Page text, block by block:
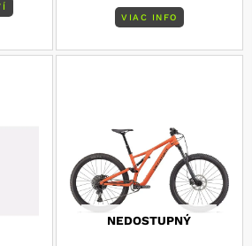
VIAC INFO
NEDOSTUPNÝ
si
môžete